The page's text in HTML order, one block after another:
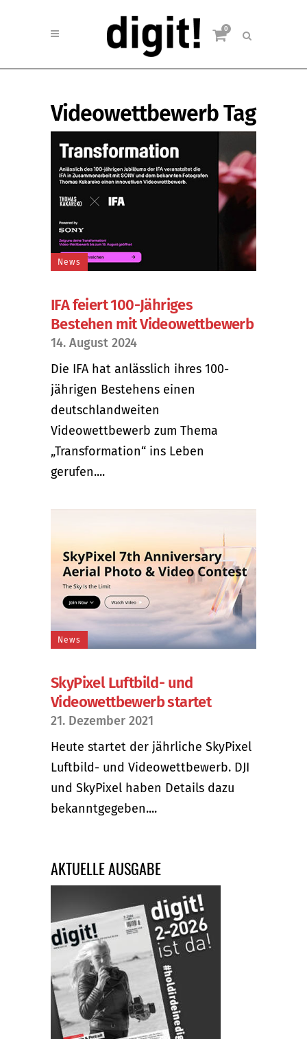
0
Videowettbewerb Tag
News
IFA feiert 100-Jähriges
Bestehen mit Videowettbewerb
14. August 2024
Die IFA hat anlässlich ihres 100-
jährigen Bestehens einen
deutschlandweiten
Videowettbewerb zum Thema
„Transformation“ ins Leben
gerufen....
News
SkyPixel Luftbild- und
Videowettbewerb startet
21. Dezember 2021
Heute startet der jährliche SkyPixel
Luftbild- und Videowettbewerb. DJI
und SkyPixel haben Details dazu
bekanntgegeben....
AKTUELLE AUSGABE